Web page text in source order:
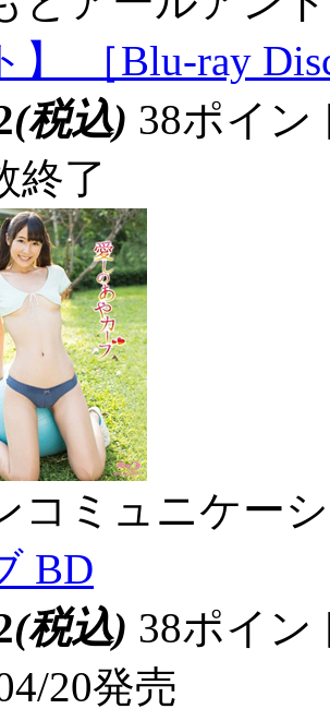
】 ［Blu-ray
(税込) 38ポイ
終了
コミュニケー
BD
(税込) 38ポイ
20発売